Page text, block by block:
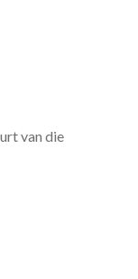
van die